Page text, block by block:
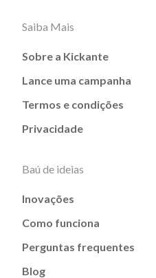
Saiba Mais
Sobre a Kickante
Lance uma campanha
Termos e condições
Privacidade
Baú de ideias
Inovações
Como funciona
Perguntas frequentes
Blog